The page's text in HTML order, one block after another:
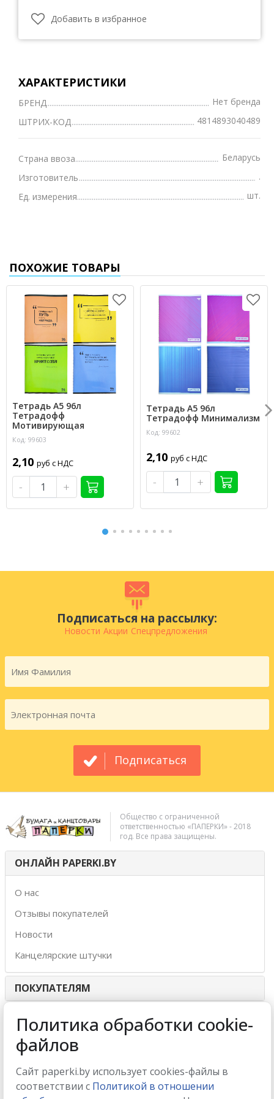
Добавить в избранное
ХАРАКТЕРИСТИКИ
БРЕНД
Нет бренда
ШТРИХ-КОД
4814893040489
Страна ввоза
Беларусь
Изготовитель
.
Ед. измерения
шт.
ПОХОЖИЕ ТОВАРЫ
Тетрадь А5 96л
Тетрадофф
Мотивирующая
Код: 99603
2,10 руб с НДС
- +
Тетрадь А5 96л
Тетрадофф Минимализм
Код: 99602
2,10 руб с НДС
- +
Подписаться на рассылку:
Новости Акции Спецпредложения
Подписаться
Общество с ограниченной
ответственностью «ПАПЕРКИ» - 2018
год. Все права защищены.
ОНЛАЙН PAPERKI.BY
О нас
Отзывы покупателей
Новости
Канцелярские штучки
ПОКУПАТЕЛЯМ
ИНТЕРНЕТ-МАГАЗИН
Политика обработки cookie-
файлов
Сайт paperki.by использует cookies-файлы в
соответствии с Политикой в отношении